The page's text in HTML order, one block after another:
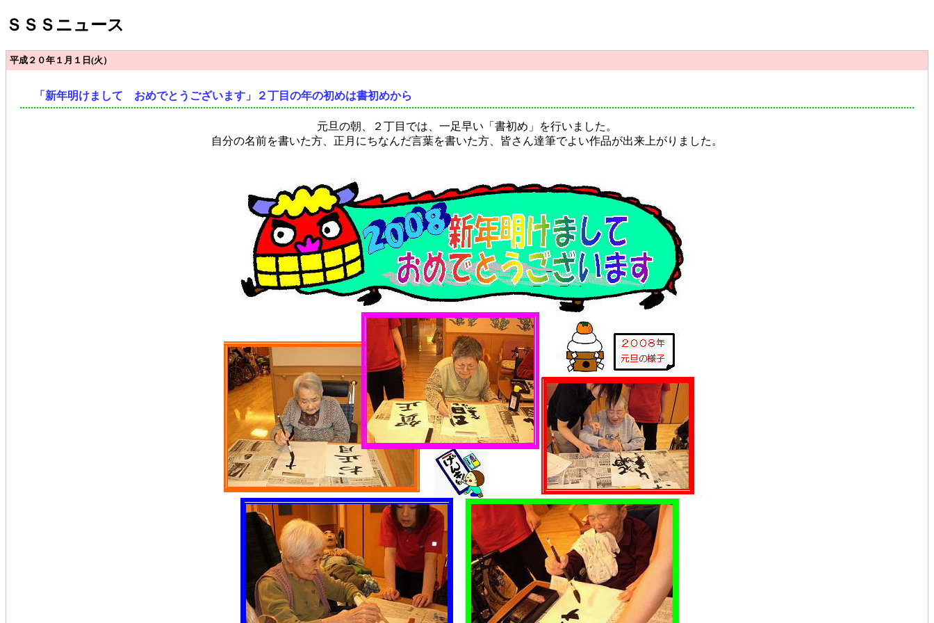
ＳＳＳニュース
平成２０年１月１日(火）
「新年明けまして おめでとうございます」２丁目の年の初めは書初めから
元旦の朝、２丁目では、一足早い「書初め」を行いました。
自分の名前を書いた方、正月にちなんだ言葉を書いた方、皆さん達筆でよい作品が出来上がりました。